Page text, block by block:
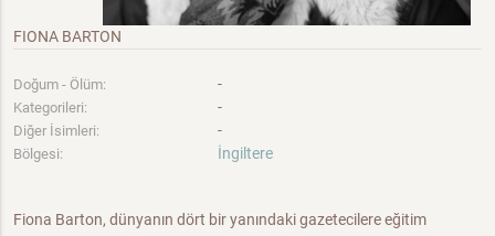
FIONA BARTON
Doğum - Ölüm: -
Kategorileri: -
Diğer İsimleri: -
Bölgesi: İngiltere
Fiona Barton, dünyanın dört bir yanındaki gazetecilere eğitim